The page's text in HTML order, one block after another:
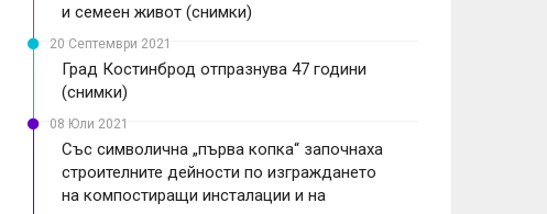
и семеен живот (снимки)
20 Септември 2021
Град Костинброд отпразнува 47 години
(снимки)
08 Юли 2021
Със символична „първа копка“ започнаха
строителните дейности по изграждането
на компостиращи инсталации и на